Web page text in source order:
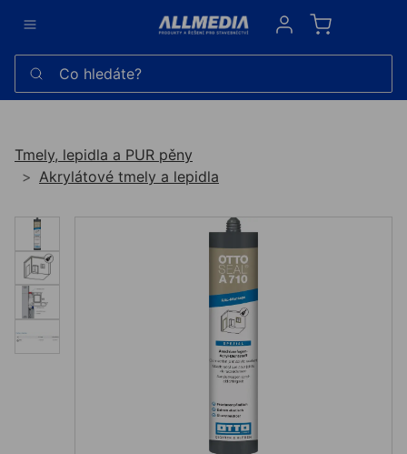
Sign in
Co hledáte?
Tmely, lepidla a PUR pěny
Akrylátové tmely a lepidla